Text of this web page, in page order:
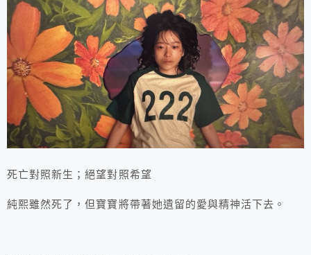
死亡對照新生；絕望對照希望
純熙雖然死了，但寶寶將帶著她遺留的愛與精神活下去。